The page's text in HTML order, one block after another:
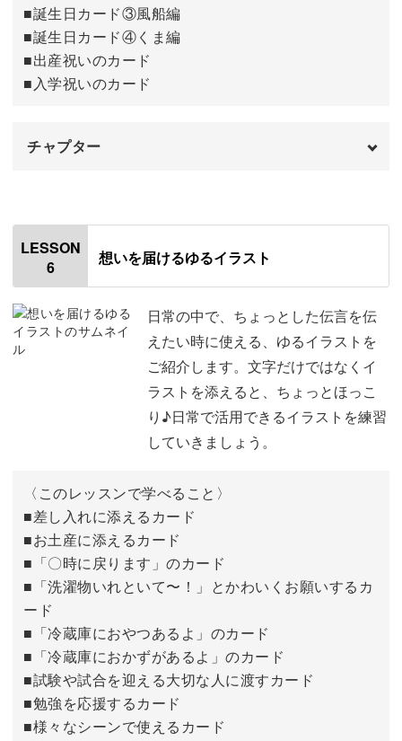
■誕生日カード③風船編
■誕生日カード④くま編
■出産祝いのカード
■入学祝いのカード
チャプター
はじめに
使用道具
花束のカード 05:21
誕生日カード①ケーキ 09:41
誕生日カード②プレゼントボックス 11:59
誕生日カード③風船
出産祝いのカード
入学祝いのカード
完成♪ 34:53
LESSON
6
想いを届けるゆるイラスト
日常の中で、ちょっとした伝言を伝
えたい時に使える、ゆるイラストを
ご紹介します。文字だけではなくイ
ラストを添えると、ちょっとほっこ
り♪日常で活用できるイラストを練習
していきましょう。
〈このレッスンで学べること〉
■差し入れに添えるカード
■お土産に添えるカード
■「〇時に戻ります」のカード
■「洗濯物いれといて〜！」とかわいくお願いするカ
ード
■「冷蔵庫におやつあるよ」のカード
■「冷蔵庫におかずがあるよ」のカード
■試験や試合を迎える大切な人に渡すカード
■勉強を応援するカード
■様々なシーンで使えるカード